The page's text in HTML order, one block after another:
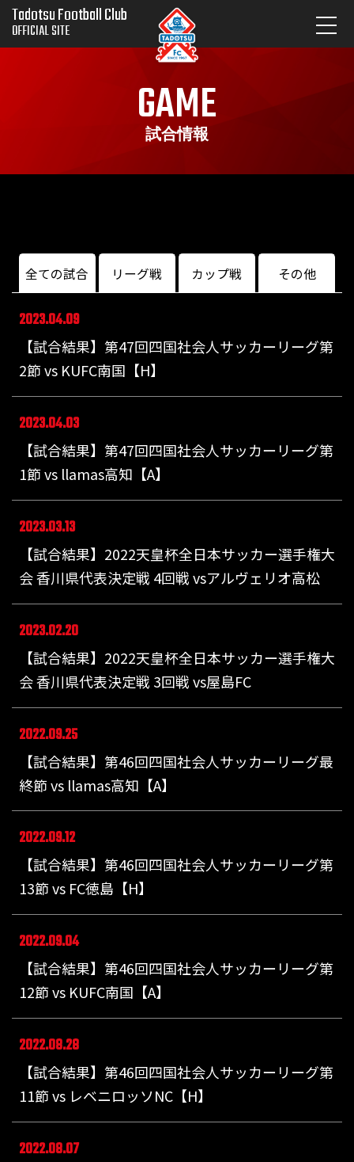
Tadotsu Football Club
OFFICIAL SITE
GAME
試合情報
全ての試合 リーグ戦 カップ戦 その他
2023.04.09
【試合結果】第47回四国社会人サッカーリーグ第
2節 vs KUFC南国【H】
2023.04.03
【試合結果】第47回四国社会人サッカーリーグ第
1節 vs llamas高知【A】
2023.03.13
【試合結果】2022天皇杯全日本サッカー選手権大
会 香川県代表決定戦 4回戦 vsアルヴェリオ高松
2023.02.20
【試合結果】2022天皇杯全日本サッカー選手権大
会 香川県代表決定戦 3回戦 vs屋島FC
2022.09.25
【試合結果】第46回四国社会人サッカーリーグ最
終節 vs llamas高知【A】
2022.09.12
【試合結果】第46回四国社会人サッカーリーグ第
13節 vs FC徳島【H】
2022.09.04
【試合結果】第46回四国社会人サッカーリーグ第
12節 vs KUFC南国【A】
2022.08.28
【試合結果】第46回四国社会人サッカーリーグ第
11節 vs レベニロッソNC【H】
2022.08.07